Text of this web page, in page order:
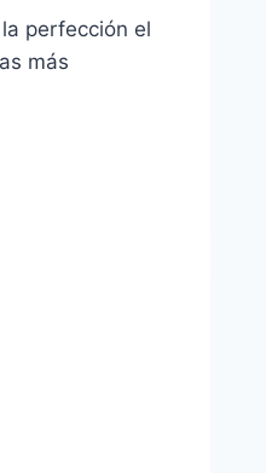
perfección el
más